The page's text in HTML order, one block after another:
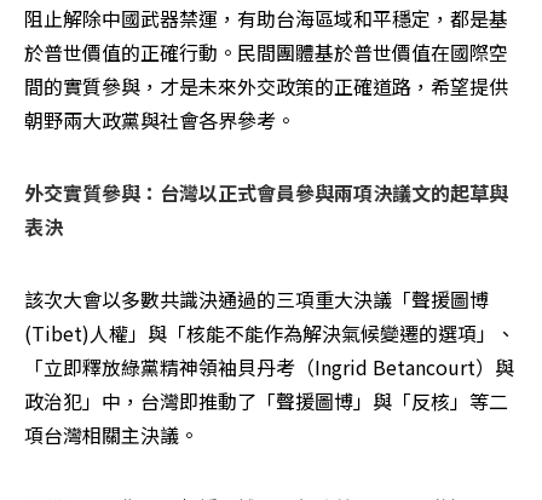
阻止解除中國武器禁運，有助台海區域和平穩定，都是基
於普世價值的正確行動。民間團體基於普世價值在國際空
間的實質參與，才是未來外交政策的正確道路，希望提供
朝野兩大政黨與社會各界參考。
外交實質參與：台灣以正式會員參與兩項決議文的起草與
表決
該次大會以多數共識決通過的三項重大決議「聲援圖博
(Tibet)人權」與「核能不能作為解決氣候變遷的選項」、
「立即釋放綠黨精神領袖貝丹考（Ingrid Betancourt）與
政治犯」中，台灣即推動了「聲援圖博」與「反核」等二
項台灣相關主決議。